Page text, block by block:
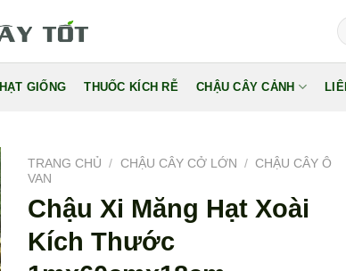
HẠT GIỐNG THUỐC KÍCH RỄ CHẬU CÂY CẢNH
TRANG CHỦ / CHẬU CÂY CỞ LỚN / CHẬU CÂY Ô
VAN
Chậu Xi Măng Hạt Xoài
Kích Thước